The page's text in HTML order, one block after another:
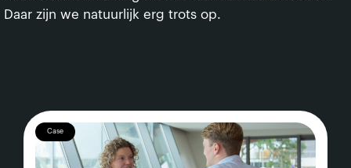
Daar zijn we natuurlijk erg trots op.
Case